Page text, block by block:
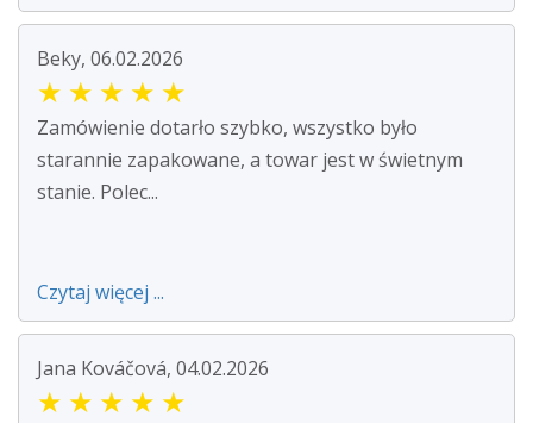
Beky, 06.02.2026
★ ★ ★ ★ ★
Zamówienie dotarło szybko, wszystko było
starannie zapakowane, a towar jest w świetnym
stanie. Polec...
Czytaj więcej ...
Jana Kováčová, 04.02.2026
★ ★ ★ ★ ★